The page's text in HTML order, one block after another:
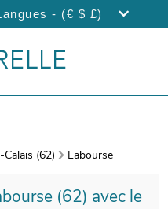
- (€ $ £)
Calais (62) Labourse
(62) avec le